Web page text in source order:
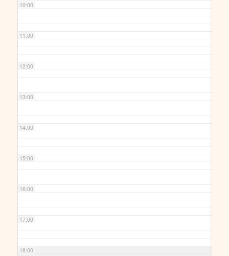
10:00
11:00
12:00
13:00
14:00
15:00
16:00
17:00
18:00